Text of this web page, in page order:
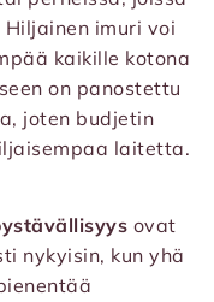
imuri voi
kaikille kotona
on panostettu
joten budjetin
laitetta.
ovat
nykyisin, kun yhä